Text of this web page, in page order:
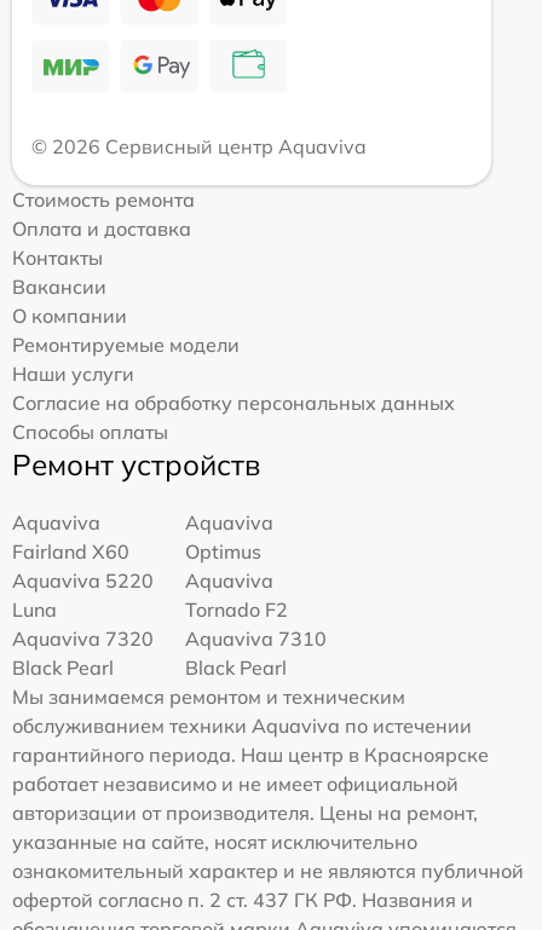
© 2026 Сервисный центр Aquaviva
Стоимость ремонта
Оплата и доставка
Контакты
Вакансии
О компании
Ремонтируемые модели
Наши услуги
Согласие на обработку персональных данных
Способы оплаты
Ремонт устройств
Aquaviva
Fairland X60
Aquaviva
Optimus
Aquaviva 5220
Luna
Aquaviva
Tornado F2
Aquaviva 7320
Black Pearl
Aquaviva 7310
Black Pearl
Мы занимаемся ремонтом и техническим
обслуживанием техники Aquaviva по истечении
гарантийного периода. Наш центр в Красноярске
работает независимо и не имеет официальной
авторизации от производителя. Цены на ремонт,
указанные на сайте, носят исключительно
ознакомительный характер и не являются публичной
офертой согласно п. 2 ст. 437 ГК РФ. Названия и